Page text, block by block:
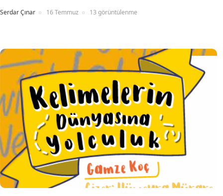
Serdar Çınar 16 Temmuz 13 görüntülenme